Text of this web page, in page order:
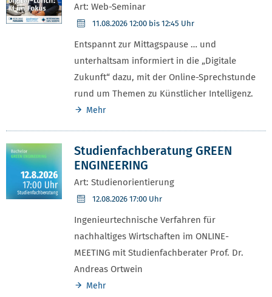
Art: Web-Seminar
11.08.2026 12:00 bis 12:45 Uhr
Entspannt zur Mittagspause … und
unterhaltsam informiert in die „Digitale
Zukunft“ dazu, mit der Online-Sprechstunde
rund um Themen zu Künstlicher Intelligenz.
Mehr
Studienfachberatung GREEN
ENGINEERING
Art: Studienorientierung
12.08.2026 17:00 Uhr
Ingenieurtechnische Verfahren für
nachhaltiges Wirtschaften im ONLINE-
MEETING mit Studienfachberater Prof. Dr.
Andreas Ortwein
Mehr